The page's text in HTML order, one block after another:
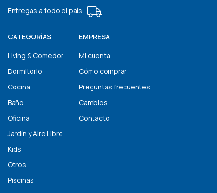
Entregas a todo el país
CATEGORÍAS
Living & Comedor
Dormitorio
Cocina
Baño
Oficina
Jardín y Aire Libre
Kids
Otros
Piscinas
EMPRESA
Mi cuenta
Cómo comprar
Preguntas frecuentes
Cambios
Contacto